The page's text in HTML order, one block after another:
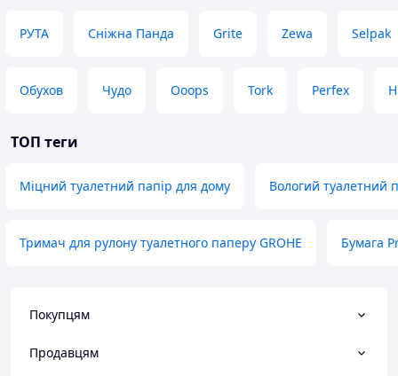
РУТА Сніжна Панда Grite Zewa Selpak
Обухов Чудо Ooops Tork Perfex
ТОП теги
Міцний туалетний папір для дому Вологий туалетний
Тримач для рулону туалетного паперу GROHE Бумага
Покупцям
Продавцям